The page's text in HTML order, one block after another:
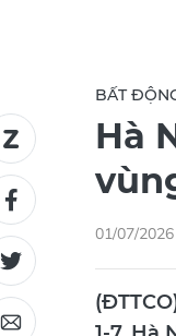
BẤT
Hà
01/07/2026